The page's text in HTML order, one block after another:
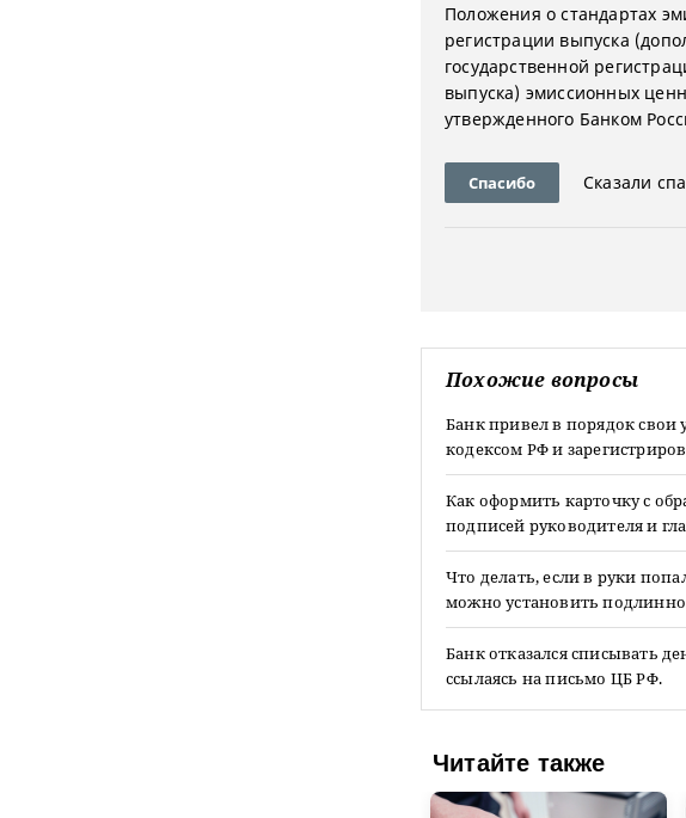
Положения о стандартах
регистрации выпуска
государственной
выпуска) эмиссионных
утвержденного Банком
Спасибо Сказали
Похожие вопросы
Банк привел в порядок свои
кодексом РФ и
Как оформить карточку с
подписей руководителя и
Что делать, если в руки
можно установить
Банк отказался списывать
ссылаясь на письмо ЦБ РФ.
Читайте также